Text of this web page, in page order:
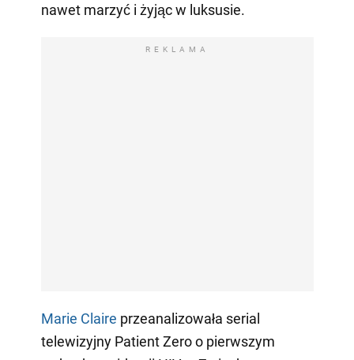
nawet marzyć i żyjąc w luksusie.
REKLAMA
Marie Claire przeanalizowała serial
telewizyjny Patient Zero o pierwszym